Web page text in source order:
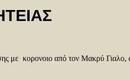
με κορονοιο από τον Μακρύ